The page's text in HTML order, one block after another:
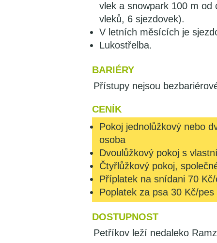
vlek a snowpark 100 m od
vleků, 6 sjezdovek).
V letních měsících je
Lukostřelba.
BARIÉRY
Přístupy nejsou
CENÍK
Pokoj jednolůžkový nebo
osoba
Dvoulůžkový pokoj s
Čtyřlůžkový pokoj,
Příplatek na snídani 70
Poplatek za psa 30 Kč/pes
DOSTUPNOST
Petříkov leží nedaleko